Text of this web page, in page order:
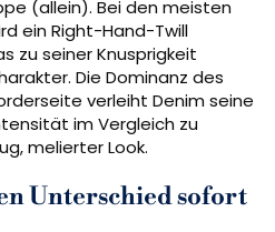
(allein). Bei den meisten
ein Right-Hand-Twill
zu seiner Knusprigkeit
Die Dominanz des
verleiht Denim seine
im Vergleich zu
melierter Look.
Unterschied sofort